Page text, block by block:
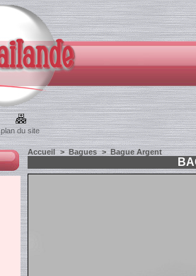
plan du site
Accueil > Bagues > Bague Argent